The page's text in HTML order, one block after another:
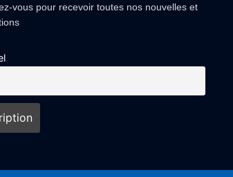
vous pour recevoir toutes nos nouvelles et